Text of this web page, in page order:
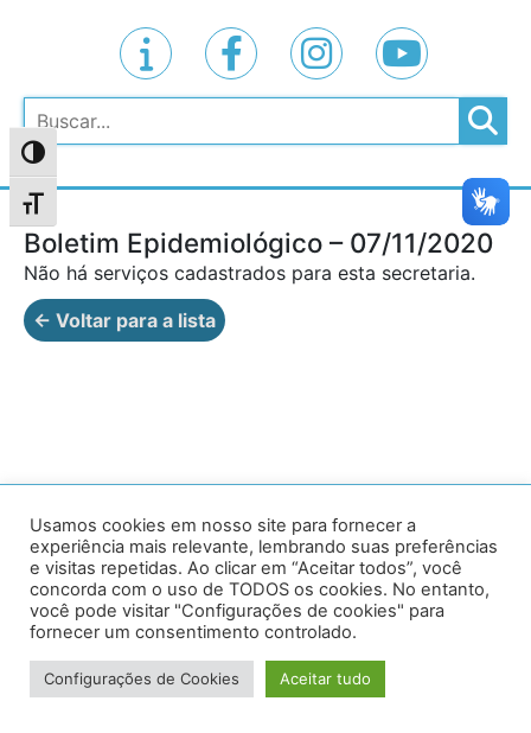
Alternar alto contraste
Alternar tamanho da fonte
Pesquisar
Boletim Epidemiológico – 07/11/2020
Não há serviços cadastrados para esta secretaria.
← Voltar para a lista
Av. Prof. Armando Alves da Silva, nº 1950 - Zacarias,
Caratinga - MG - 35302-403 / Tel: (33) 3329 8000
Desenvolvido por VersaTec
Usamos cookies em nosso site para fornecer a
experiência mais relevante, lembrando suas preferências
e visitas repetidas. Ao clicar em “Aceitar todos”, você
concorda com o uso de TODOS os cookies. No entanto,
você pode visitar "Configurações de cookies" para
fornecer um consentimento controlado.
Configurações de Cookies Aceitar tudo